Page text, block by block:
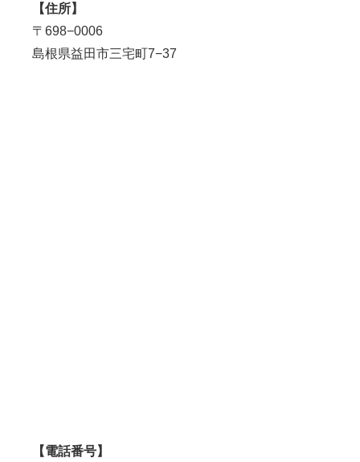
【住所】
〒698−0006
島根県益田市三宅町7−37
【電話番号】